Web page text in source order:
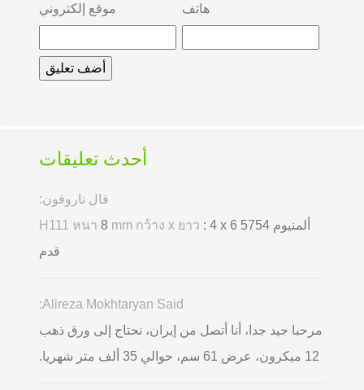
موقع إلكتروني هاتف
أحدث تعليقات
قال ناروفون:
ألمنيوم 5754
H111 หนา 8 mm กว้าง x ยาว : 4 x 6
قدم
Alireza Mokhtaryan Said:
مرحبا جيد جدا، أنا أتصل من إيران، نحتاج إلى ورق ذهب
12 ميكرون، عرض 61 سم، حوالي 35 ألف متر شهريا.